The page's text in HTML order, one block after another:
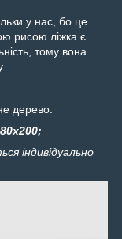
у нас, бо це
рисою ліжка є
тому вона
дерево.
індивідуально